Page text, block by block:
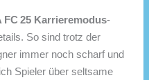
FC 25 Karrieremodus-
So sind trotz der
immer noch scharf und
Spieler über seltsame